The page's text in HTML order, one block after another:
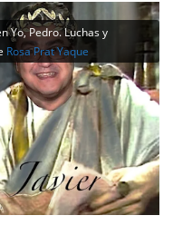
Yo, Pedro. Luchas y
Rosa Prat Yaque